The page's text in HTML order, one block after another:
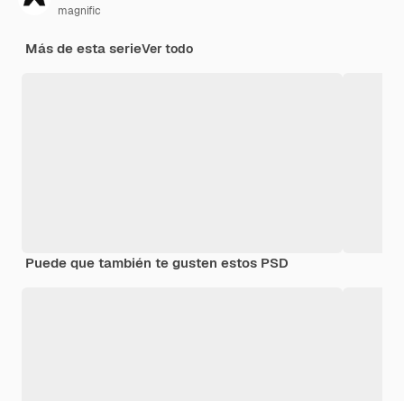
magnific
Más de esta serieVer todo
Puede que también te gusten estos PSD